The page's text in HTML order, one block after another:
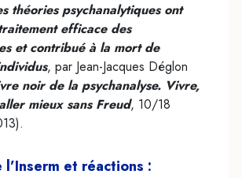
théories psychanalytiques ont
efficace des
et contribué à la mort de
, par Jean-Jacques Déglon
noir de la psychanalyse. Vivre,
mieux sans Freud, 10/18
et réactions :